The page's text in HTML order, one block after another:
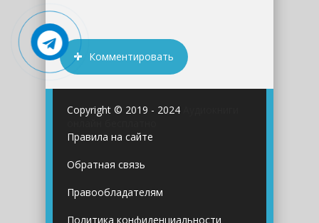
Комментировать
Copyright © 2019 - 2024
Правила на сайте
Обратная связь
Правообладателям
Политика конфиденциальности